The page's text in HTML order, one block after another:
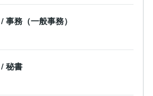
/ 事務（一般事務）
/ 秘書